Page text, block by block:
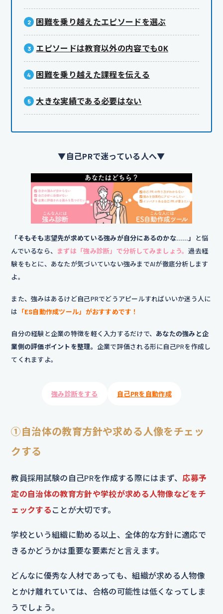
困難を乗り越えたエピソードを選ぶ
エピソードは教育以外の内容でもOK
困難を乗り越えた課程を伝える
大きな実績である必要はない
▼自己PRで迷っている人へ▼
「そもそも志望先が求めている強みが自分にあるのかな……」
と悩
んでいるなら、
まずは「強み診断」で分析してみましょう。過去経
験をもとに、あなたが気づいていない強みまでAIが徹底分析します
よ。
また、強みはあるけど自己PRでどうアピールすればいいか迷う人に
は
「ES自動作成ツール」がおすすめです！
自分の経験と企業の特徴を軽く入力するだけで、 あなたの強みと企
業側の評価ポイントを整理。 企業で評価される形に自己PRを作成し
てくれますよ。
強み診断をする 自己PRを自動作成
①自治体の教育方針や求める人像をチェッ
クする
教員採用試験の自己PRを作成する際にはまず、 応募予
定の自治体の教育方針や学校が求める人物像などをチ
ェックする ことが大切です。
学校という組織に勤める以上、全体的な方針に適応で
きるかどうかは重要な要素だと言えます。
どんなに優秀な人材であっても、組織が求める人物像
とかけ離れていては、合格の可能性は低くなってしま
うでしょう。